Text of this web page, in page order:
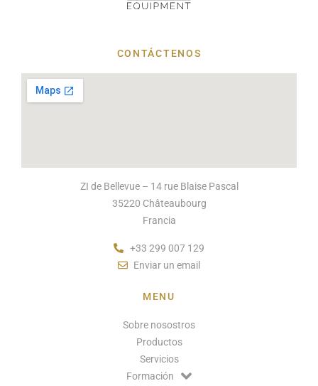
CONTÁCTENOS
ZI de Bellevue – 14 rue Blaise Pascal
35220 Châteaubourg
Francia
+33 299 007 129
Enviar un email
MENU
Sobre nosostros
Productos
Servicios
Formación